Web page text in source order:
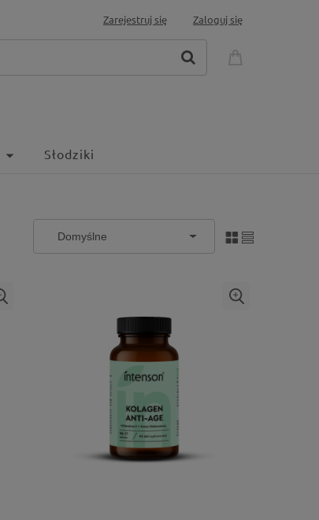
Zarejestruj się Zaloguj się
Słodziki